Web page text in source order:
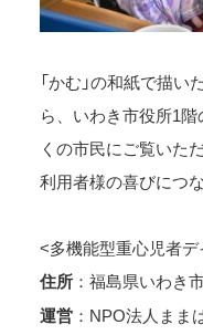
「かむ」の和紙で描い
ら、いわき市役所1
くの市民にご覧いた
利用者様の喜びにつ
<多機能型重心児者デ
住所 ：福島県いわき
運営 ：NPO法人まま